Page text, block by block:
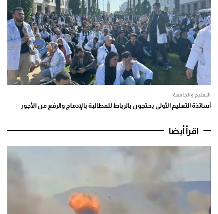
التعليم والجامعة
أساتذة التعليم الأولي يحتجون بالرباط للمطالبة بالإدماج والرفع من الأجور
اقرأ أيضا